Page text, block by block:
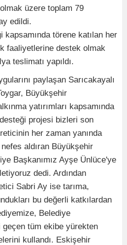
üzere toplam 79
edildi.
kapsamında törene katılan her
faaliyetlerine destek olmak
teslimatı yapıldı.
paylaşan Sarıcakayalı
Büyükşehir
yatırımları kapsamında
projesi bizleri son
her zaman yanında
aldıran Büyükşehir
Başkanımız Ayşe Ünlüce'ye
dedi. Ardından
Sabri Ay ise tarıma,
bu değerli katkılardan
Belediye
geçen tüm ekibe yürekten
kullandı. Eskişehir